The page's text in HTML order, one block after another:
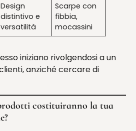
Design
distintivo e
versatilità
Scarpe con
fibbia,
mocassini
iniziano rivolgendosi a un
anziché cercare di
costituiranno la tua